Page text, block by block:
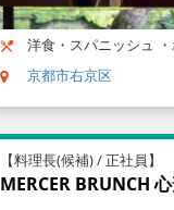
洋食・スパニッシュ
京都市右京区
【料理長(候補) / 正社員】
MERCER BRUNCH